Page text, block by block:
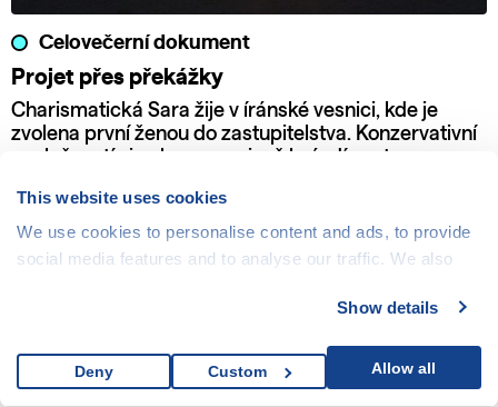
This website uses cookies
We use cookies to personalise content and ads, to provide
social media features and to analyse our traffic. We also
media, advertising and analytics partners who may
them or that they’ve collected from your use of their
services.
Show details
Allow all
Custom
Deny
Celovečerní dokument
Projet přes překážky
Charismatická Sara žije v íránské vesnici, kde je
zvolena první ženou do zastupitelstva. Konzervativní
společností si nekompromisně brázdí cestu se svou